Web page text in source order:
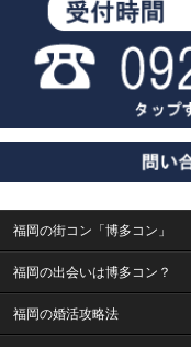
福岡の街コン「博多コン」
福岡の出会いは博多コン？
福岡の婚活攻略法